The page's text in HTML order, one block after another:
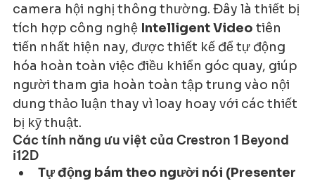
camera hội nghị thông thường. Đây là thiết bị
tích hợp công nghệ Intelligent Video tiên
tiến nhất hiện nay, được thiết kế để tự động
hóa hoàn toàn việc điều khiển góc quay, giúp
người tham gia hoàn toàn tập trung vào nội
dung thảo luận thay vì loay hoay với các thiết
bị kỹ thuật.
Các tính năng ưu việt của Crestron 1 Beyond
i12D
Tự động bám theo người nói (Presenter